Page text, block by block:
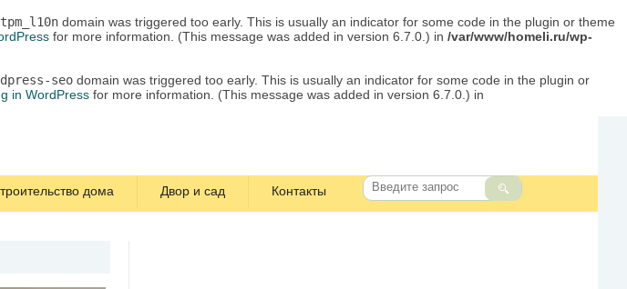
domain was triggered too early. This is usually an indicator for some code in the plugin or theme
for more information. (This message was added in version 6.7.0.) in /var/www/homeli.ru/wp-
seo domain was triggered too early. This is usually an indicator for some code in the plugin or
in WordPress for more information. (This message was added in version 6.7.0.) in
дома Двор и сад Контакты